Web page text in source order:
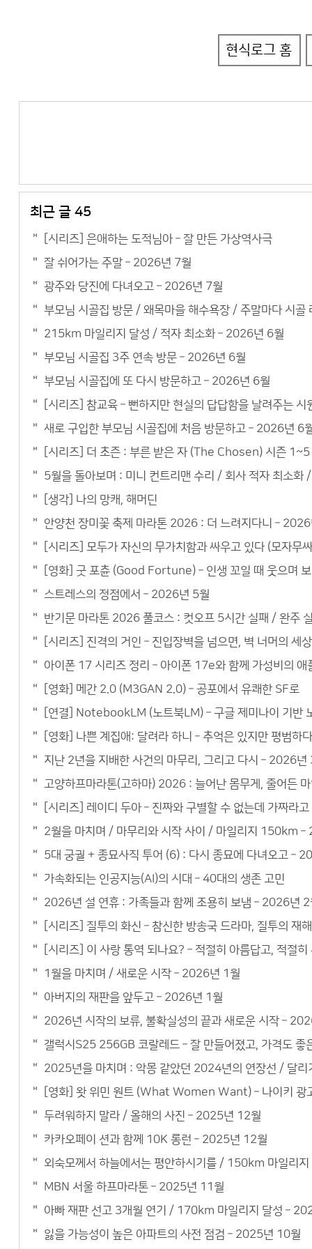
현식로그 홈
최근 글 45
[시리즈] 은애하는 도적님아 – 잘 만든 가상역사극
잘 쉬어가는 주말 – 2026년 7월
광주와 당진에 다녀오고 – 2026년 7월
부모님 시골집 방문 / 왜목마을 해수욕장 / 주말마다 시
215km 마일리지 달성 / 적자 최소화 – 2026년 6월
부모님 시골집 3주 연속 방문 – 2026년 6월
부모님 시골집에 또 다시 방문하고 – 2026년 6월
[시리즈] 참교육 – 뻔하지만 현실의 답답함을 날려주는 시
새로 구입한 부모님 시골집에 처음 방문하고 – 2026년 6
[시리즈] 더 초즌 : 부른 받은 자 (The Chosen) 시즌 1~5
5월을 돌아보며 : 미니 컨트리맨 수리 / 회사 적자 최소
[생각] 나의 망캐, 해머딘
안양천 장미꽃 축제 마라톤 2026 : 더 느려지다니 –
[시리즈] 모두가 자신의 무가치함과 싸우고 있다 (모자
[영화] 굿 포츈 (Good Fortune) – 인생 꼬일 때 웃으며
스트레스의 정점에서 – 2026년 5월
반기문 마라톤 2026 풀코스 : 컷오프 5시간 실패 / 완주
[시리즈] 진격의 거인 – 진입장벽을 넘으면, 벽 너머의 세
아이폰 17 시리즈 정리 – 아이폰 17e와 함께 가성비의 애
[영화] 메간 2.0 (M3GAN 2.0) – 공포에서 유쾌한 SF로
[연결] NotebookLM (노트북LM) – 구글 제미나이 기반
[영화] 나쁜 계집애: 달려라 하니 – 추억은 있지만 평범하다
지난 2년을 지배한 사건의 마무리, 그리고 다시 – 2026년
고양하프마라톤(고하마) 2026 : 늘어난 몸무게, 줄어든
[시리즈] 레이디 두아 – 진짜와 구별할 수 없는데 가짜라
2월을 마치며 / 마무리와 시작 사이 / 마일리지 150km
5대 궁궐 + 종묘사직 투어 (6) : 다시 종묘에 다녀오고 –
가속화되는 인공지능(AI)의 시대 – 40대의 생존 고민
2026년 설 연휴 : 가족들과 함께 조용히 보냄 – 2026년 2
[시리즈] 질투의 화신 – 참신한 방송국 드라마, 질투의 재
[시리즈] 이 사랑 통역 되나요? – 적절히 아름답고, 적절히
1월을 마치며 / 새로운 시작 – 2026년 1월
아버지의 재판을 앞두고 – 2026년 1월
2026년 시작의 보류, 불확실성의 끝과 새로운 시작 –
갤럭시S25 256GB 코랄레드 – 잘 만들어졌고, 가격도 좋
2025년을 마치며 : 악몽 같았던 2024년의 연장선 / 달
[영화] 왓 위민 원트 (What Women Want) – 나이키
두려워하지 말라 / 올해의 사진 – 2025년 12월
카카오페이 션과 함께 10K 롱런 – 2025년 12월
외숙모께서 하늘에서는 평안하시기를 / 150km 마일리
MBN 서울 하프마라톤 – 2025년 11월
아빠 재판 선고 3개월 연기 / 170km 마일리지 달성 –
잃을 가능성이 높은 아파트의 사전 점검 – 2025년 10월